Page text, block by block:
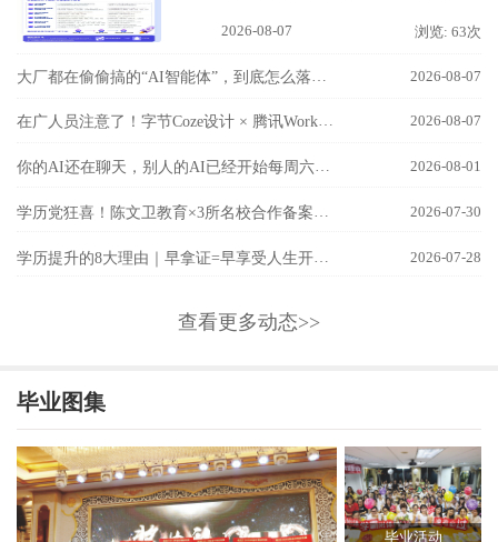
班】讲透了！
2026-08-07 浏览: 63次
2026-08-07
在广人员注意了！字节Coze设计 × 腾讯WorkBuddy联手，国内最强AI双雄组合，8月9日隆基校区实战开讲！ 2026-08-07
你的AI还在聊天，别人的AI已经开始每周六自己加班了！ 2026-08-01
学历党狂喜！陈文卫教育×3所名校合作备案成功！ 2026-07-30
2026-07-28
查看更多动态>>
毕业图集
毕业活动